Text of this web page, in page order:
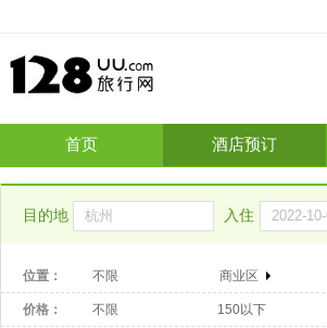
首页 酒店预订
目的地 入住
位置： 不限 商业区
价格： 不限 150以下